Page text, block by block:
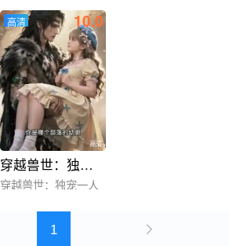
高清
10.0
穿越兽世：独宠一人
穿越兽世：独宠一人
高清
高清
1